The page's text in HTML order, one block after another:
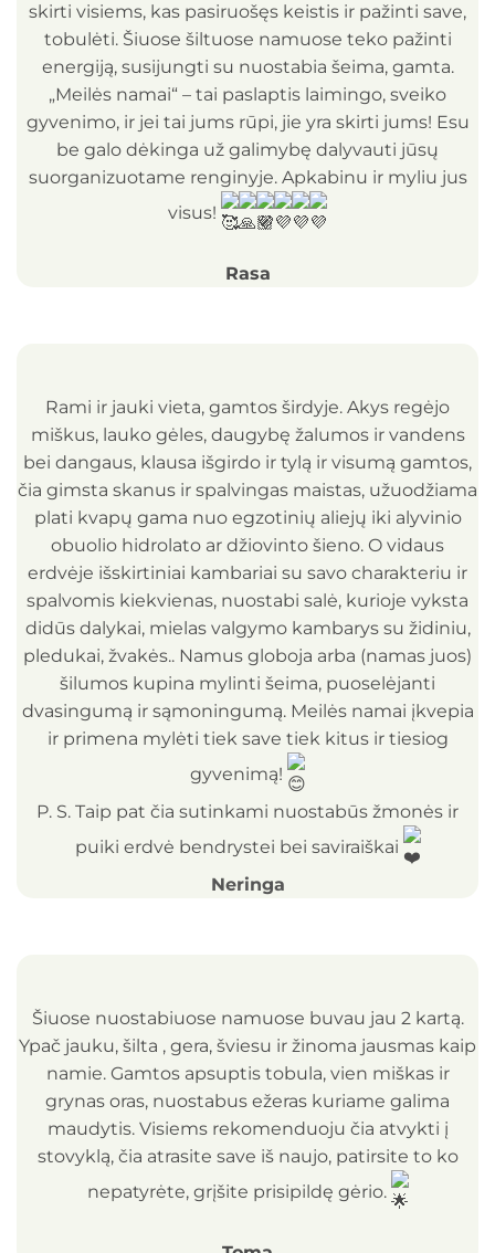
skirti visiems, kas pasiruošęs keistis ir pažinti save,
tobulėti. Šiuose šiltuose namuose teko pažinti
energiją, susijungti su nuostabia šeima, gamta.
„Meilės namai“ – tai paslaptis laimingo, sveiko
gyvenimo, ir jei tai jums rūpi, jie yra skirti jums! Esu
be galo dėkinga už galimybę dalyvauti jūsų
suorganizuotame renginyje. Apkabinu ir myliu jus
visus!
Rasa
Rami ir jauki vieta, gamtos širdyje. Akys regėjo
miškus, lauko gėles, daugybę žalumos ir vandens
bei dangaus, klausa išgirdo ir tylą ir visumą gamtos,
čia gimsta skanus ir spalvingas maistas, užuodžiama
plati kvapų gama nuo egzotinių aliejų iki alyvinio
obuolio hidrolato ar džiovinto šieno. O vidaus
erdvėje išskirtiniai kambariai su savo charakteriu ir
spalvomis kiekvienas, nuostabi salė, kurioje vyksta
didūs dalykai, mielas valgymo kambarys su židiniu,
pledukai, žvakės.. Namus globoja arba (namas juos)
šilumos kupina mylinti šeima, puoselėjanti
dvasingumą ir sąmoningumą. Meilės namai įkvepia
ir primena mylėti tiek save tiek kitus ir tiesiog
gyvenimą!
P. S. Taip pat čia sutinkami nuostabūs žmonės ir
puiki erdvė bendrystei bei saviraiškai
Neringa
Šiuose nuostabiuose namuose buvau jau 2 kartą.
Ypač jauku, šilta , gera, šviesu ir žinoma jausmas kaip
namie. Gamtos apsuptis tobula, vien miškas ir
grynas oras, nuostabus ežeras kuriame galima
maudytis. Visiems rekomenduoju čia atvykti į
stovyklą, čia atrasite save iš naujo, patirsite to ko
nepatyrėte, grįšite prisipildę gėrio.